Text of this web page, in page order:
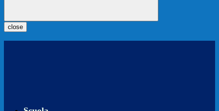
close